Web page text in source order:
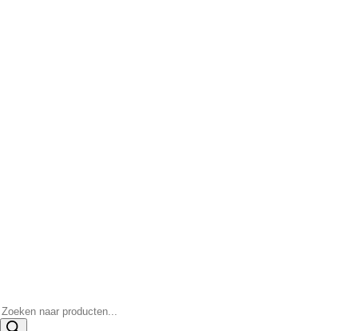
Producten
zoeken